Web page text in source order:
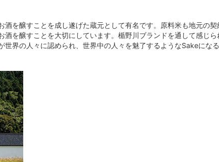
を醸すことを成し遂げた蔵元として有名です。原料米も地元の
を醸すことを大切にしています。楯野川ブランドを通して感じ
界の人々に認められ、世界中の人々を魅了するようなSakeにな